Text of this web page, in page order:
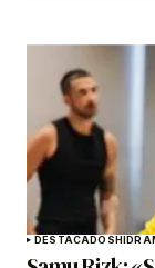
DESTACADOS